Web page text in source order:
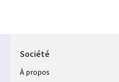
Société
À propos